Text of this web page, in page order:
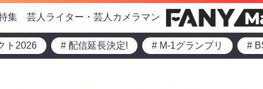
集 芸人ライター・芸人カメラマン
ト2026 # 配信延長決定! # M-1グランプリ #